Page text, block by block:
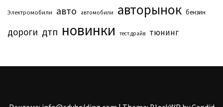
Электромобили авто автомобили авторынок бензин
дороги дтп новинки тест драйв тюнинг